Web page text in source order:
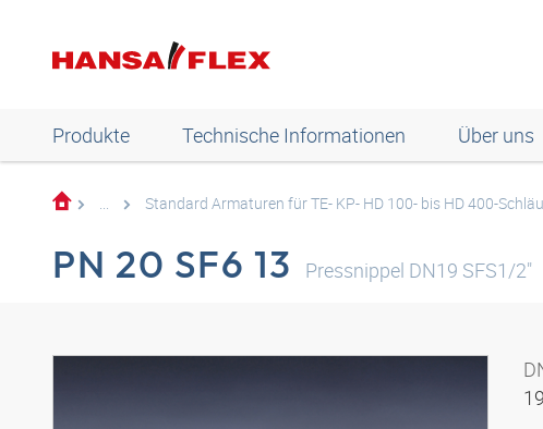
Produkte Technische Informationen Über uns
... Standard Armaturen für TE- KP- HD 100- bis HD 400-
PN 20 SF6 13 Pressnippel DN19 SFS1/2"
19